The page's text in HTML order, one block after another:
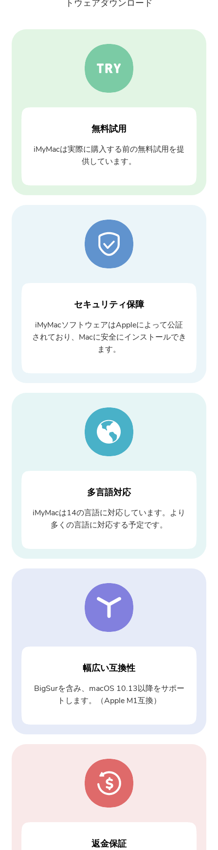
トウェアダウンロード
セキュリティ保障
iMyMacソフトウェアはAppleによって公証
されており、Macに安全にインストールでき
ます。
無料試用
iMyMacは実際に購入する前の無料試用を提
供しています。
多言語対応
iMyMacは14の言語に対応しています。より
多くの言語に対応する予定です。
幅広い互換性
BigSurを含み、macOS 10.13以降をサポー
トします。（Apple M1互換）
返金保証
ほぼ完了します。
最新のアップデートとオファー
を購読する
注意：
このソフトウェアは、Macでの
す。メールアドレスを入力し
て、ダウンロードリンクとクー
ポンコードを取得できます。 ソ
ここへ：ストア.
ださい。
提出
ご購読ありがとうございます。
ご購読ありがとうございます！
ダウンロードリンクとクーポンコー
ドがお客様のメールに送信されまし
た。購入ボタンをクリックして、ソ